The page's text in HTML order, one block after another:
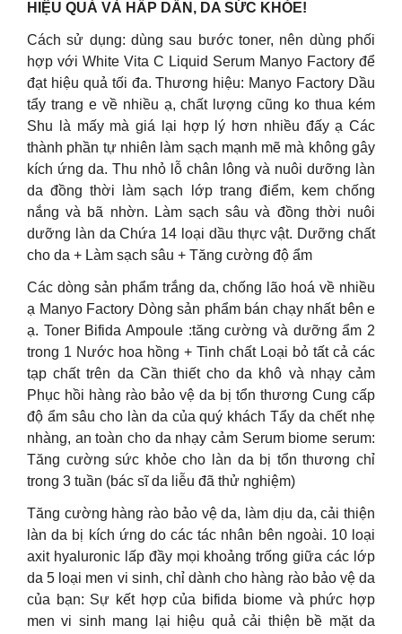
HIỆU QUẢ VÀ HẤP DẪN, DA SỨC KHỎE!
Cách sử dụng: dùng sau bước toner, nên dùng phối
hợp với White Vita C Liquid Serum Manyo Factory để
đạt hiệu quả tối đa. Thương hiệu: Manyo Factory Dầu
tẩy trang e về nhiều ạ, chất lượng cũng ko thua kém
Shu là mấy mà giá lại hợp lý hơn nhiều đấy ạ Các
thành phần tự nhiên làm sạch mạnh mẽ mà không gây
kích ứng da. Thu nhỏ lỗ chân lông và nuôi dưỡng làn
da đồng thời làm sạch lớp trang điểm, kem chống
nắng và bã nhờn. Làm sạch sâu và đồng thời nuôi
dưỡng làn da Chứa 14 loại dầu thực vật. Dưỡng chất
cho da + Làm sạch sâu + Tăng cường độ ẩm
Các dòng sản phẩm trắng da, chống lão hoá về nhiều
ạ Manyo Factory Dòng sản phẩm bán chạy nhất bên e
ạ. Toner Bifida Ampoule :tăng cường và dưỡng ẩm 2
trong 1 Nước hoa hồng + Tinh chất Loại bỏ tất cả các
tạp chất trên da Cần thiết cho da khô và nhạy cảm
Phục hồi hàng rào bảo vệ da bị tổn thương Cung cấp
độ ẩm sâu cho làn da của quý khách Tẩy da chết nhẹ
nhàng, an toàn cho da nhạy cảm Serum biome serum:
Tăng cường sức khỏe cho làn da bị tổn thương chỉ
trong 3 tuần (bác sĩ da liễu đã thử nghiệm)
Tăng cường hàng rào bảo vệ da, làm dịu da, cải thiện
làn da bị kích ứng do các tác nhân bên ngoài. 10 loại
axit hyaluronic lấp đầy mọi khoảng trống giữa các lớp
da 5 loại men vi sinh, chỉ dành cho hàng rào bảo vệ da
của bạn: Sự kết hợp của bifida biome và phức hợp
men vi sinh mang lại hiệu quả cải thiện bề mặt da